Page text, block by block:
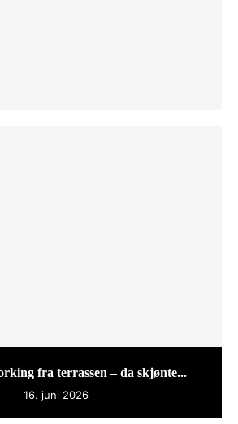
fra terrassen – da skjønte...
16. juni 2026